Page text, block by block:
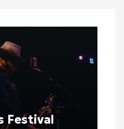
Festival